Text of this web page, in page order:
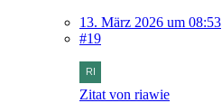
13. März 2026 um 08:53
#19
Zitat von riawie